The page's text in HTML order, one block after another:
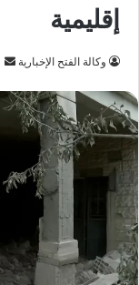
إقليمية
وكالة الفتح الإخبارية